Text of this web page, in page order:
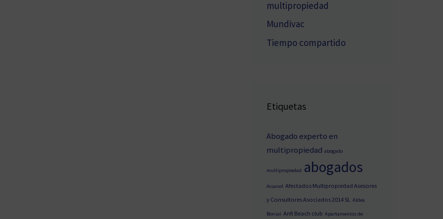
multipropiedad
Mundivac
Tiempo compartido
Etiquetas
Abogado experto en
multipropiedad abogado
multipropiedad abogados
Acuasol Afectados Multipropiedad Asesores
y Consultores Asociados 2014 SL
Aldea
Bonsai Anfi Beach club Apartamentos de